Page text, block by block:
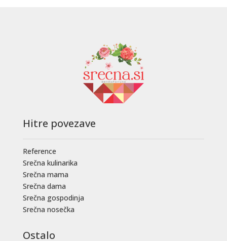
Hitre povezave
Reference
Srečna kulinarika
Srečna mama
Srečna dama
Srečna gospodinja
Srečna nosečka
Ostalo